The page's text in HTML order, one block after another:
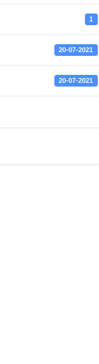
1
20-07-2021
20-07-2021